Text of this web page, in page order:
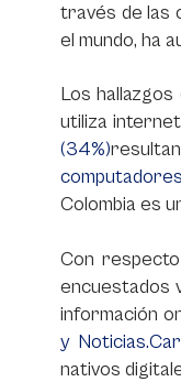
través de las
el mundo, ha
Los
utiliza
(34%)
Colombia es
Con
encuestados
información
y
nativos